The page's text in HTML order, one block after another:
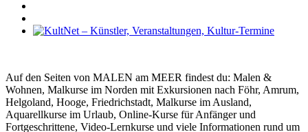
Auf den Seiten von MALEN am MEER findest du: Malen &
Wohnen, Malkurse im Norden mit Exkursionen nach Föhr, Amrum,
Helgoland, Hooge, Friedrichstadt, Malkurse im Ausland,
Aquarellkurse im Urlaub, Online-Kurse für Anfänger und
Fortgeschrittene, Video-Lernkurse und viele Informationen rund um